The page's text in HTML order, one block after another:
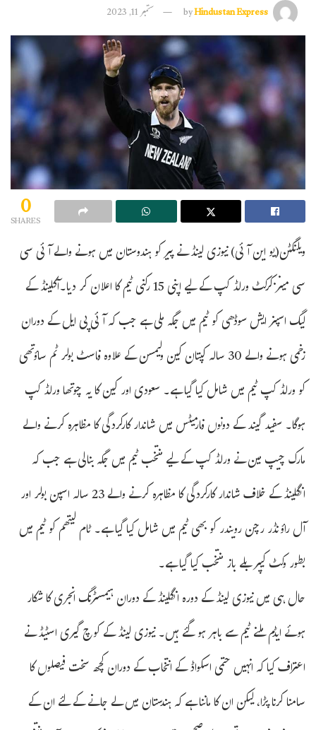
byHindustan Express ستمبر 11, 2023
0
SHARES
ویلنگٹن(یو این آئی) نیوزی لینڈ نے پیر کو ہندوستان میں ہونے والے آئی سی
سی مینز کرکٹ ورلڈ کپ کے لیے اپنی 15 رکنی ٹیم کا اعلان کر دیا۔آکلینڈ کے
لیگ اسپنر ایش سوڈھی کو ٹیم میں جگہ ملی ہے جب کہ آئی پی ایل کے دوران
زخمی ہونے والے 30 سالہ کپتان کین ولیمسن کے علاوہ فاسٹ بولر ٹم ساؤتھی
کو ورلڈ کپ ٹیم میں شامل کیا گیا ہے۔ سعودی اور کین کا یہ چوتھا ورلڈ کپ
ہوگا۔ سفید گیند کے دونوں فارمیٹس میں شاندار کارکردگی کا مظاہرہ کرنے والے
مارک چیپ مین نے ورلڈ کپ کے لیے منتخب ٹیم میں جگہ بنالی ہے جب کہ
انگلینڈ کے خلاف شاندار کارکردگی کا مظاہرہ کرنے والے 23 سالہ اسپن بولر اور
آل راؤنڈر رچن رویندر کو بھی ٹیم میں شامل کیا گیا ہے۔ ٹام لیتھم کو ٹیم میں
بطور وکٹ کیپر بلے باز منتخب کیا گیا ہے۔
حال ہی میں نیوزی لینڈ کے دورہ انگلینڈ کے دوران ہیمسٹرنگ انجری کا شکار
ہوئے ایڈم ملنے ٹیم سے باہر ہو گئے ہیں۔ نیوزی لینڈ کے کوچ گیری اسٹیڈ نے
اعتراف کیا کہ انہیں حتمی اسکواڈ کے انتخاب کے دوران کچھ سخت فیصلوں کا
سامنا کرنا پڑا، لیکن ان کا ماننا ہے کہ ہندستان میں لے جانے کے لئے ان کے